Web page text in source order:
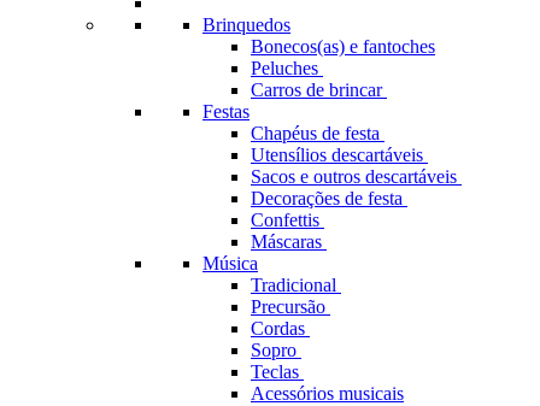
Brinquedos
Bonecos(as) e fantoches
Peluches
Carros de brincar
Festas
Chapéus de festa
Utensílios descartáveis
Sacos e outros descartáveis
Decorações de festa
Confettis
Máscaras
Música
Tradicional
Precursão
Cordas
Sopro
Teclas
Acessórios musicais